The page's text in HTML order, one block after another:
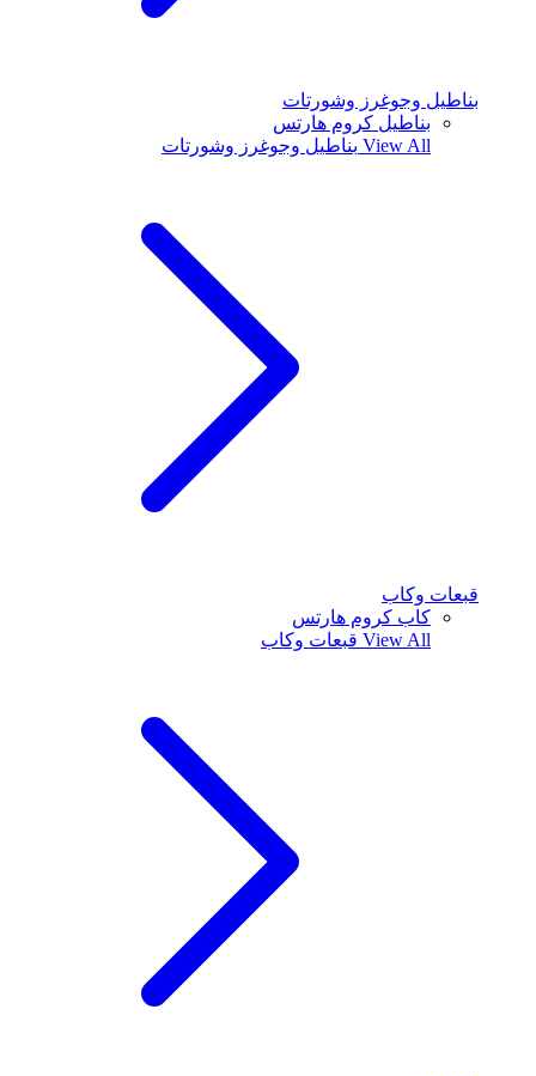
بناطيل وجوغرز وشورتات
بناطيل كروم هارتس
View All بناطيل وجوغرز وشورتات
قبعات وكاب
كاب كروم هارتس
View All قبعات وكاب